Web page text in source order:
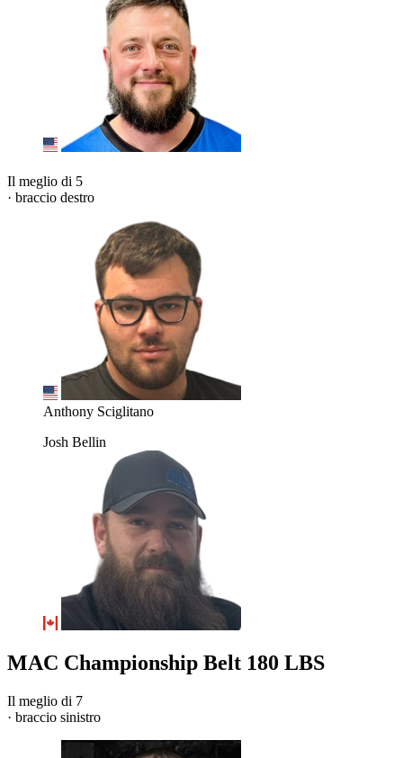
Il meglio di 5
· braccio destro
Anthony Sciglitano
Josh Bellin
MAC Championship Belt 180 LBS
Il meglio di 7
· braccio sinistro